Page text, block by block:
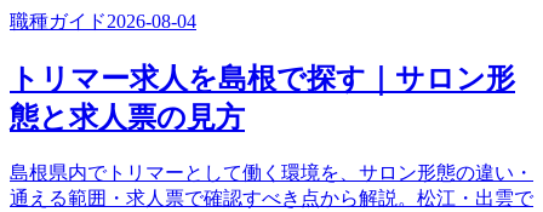
職種ガイド2026-08-04
トリマー求人を島根で探す｜サロン形
態と求人票の見方
島根県内でトリマーとして働く環境を、サロン形態の違い・
通える範囲・求人票で確認すべき点から解説。松江・出雲で